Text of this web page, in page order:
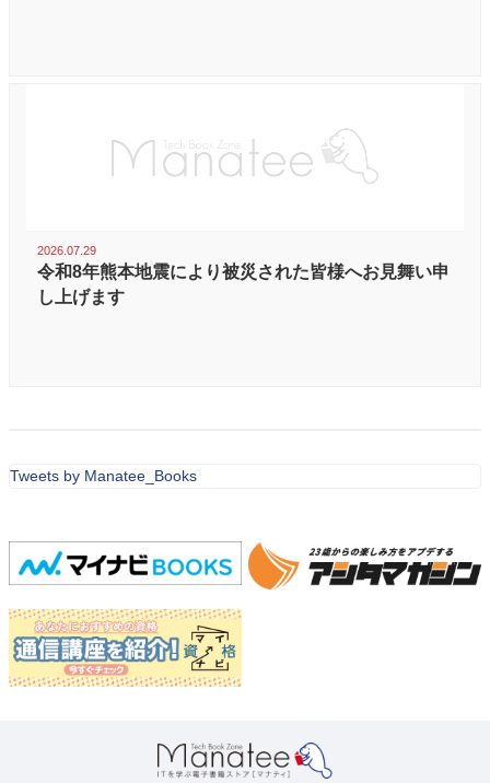
2026.07.29
令和8年熊本地震により被災された皆様へお見舞い申
し上げます
Tweets by Manatee_Books